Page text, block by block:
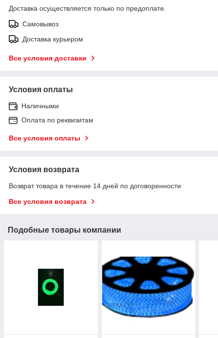
Доставка осуществляется только по предоплате.
Самовывоз
Доставка курьером
Все условия доставки
Условия оплаты
Наличными
Оплата по реквизитам
Все условия оплаты
Условия возврата
Возврат товара в течение 14 дней по договоренности
Все условия возврата
Подобные товары компании